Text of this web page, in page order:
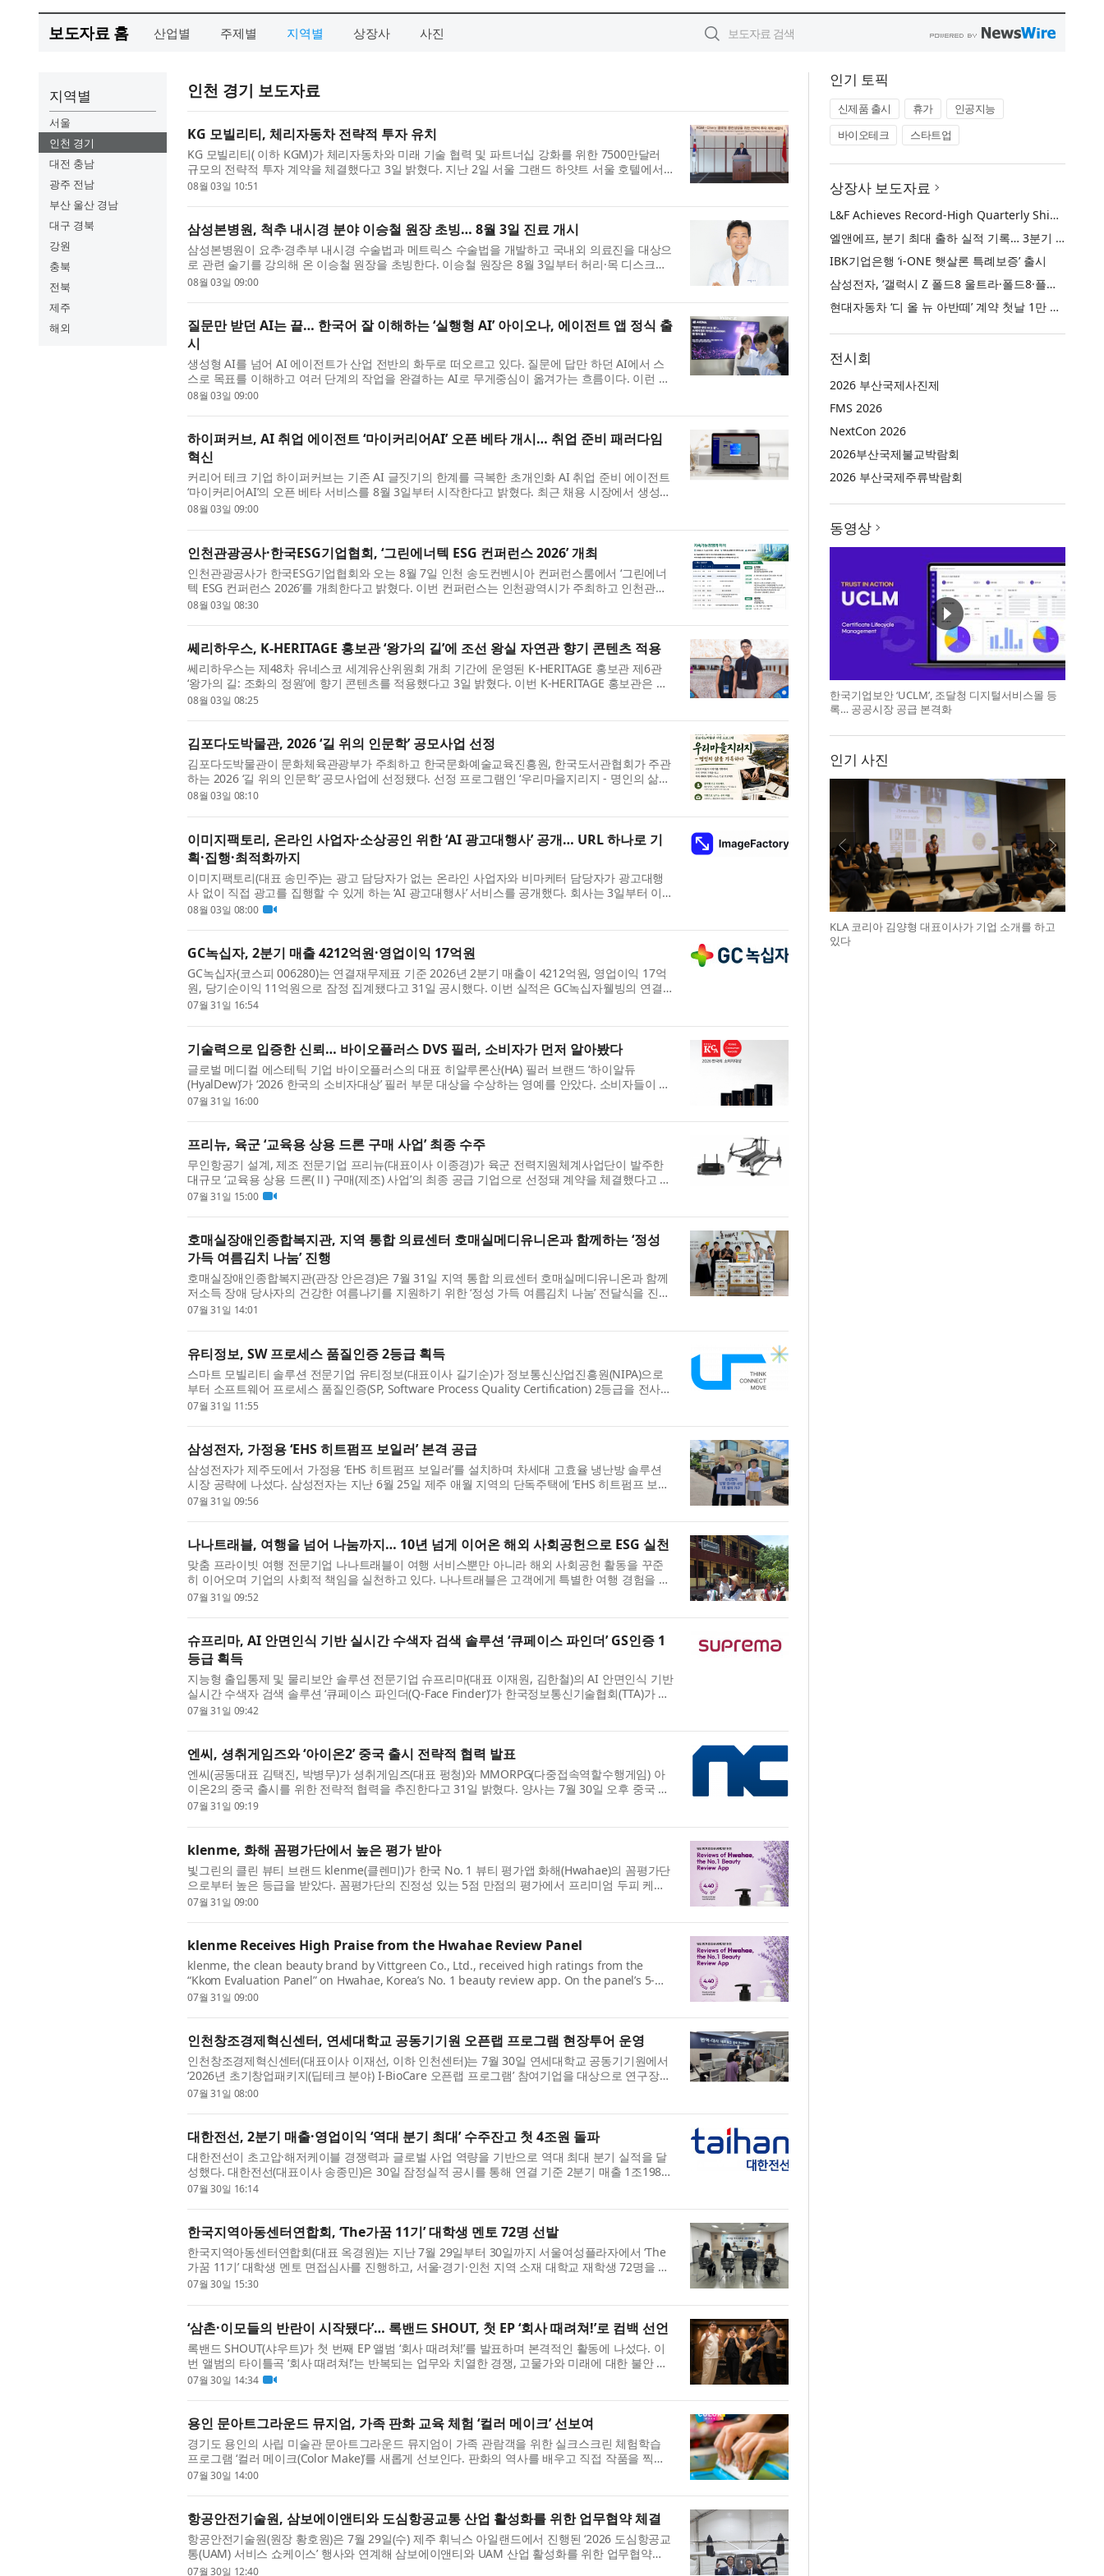
보도자료 홈 산업별 주제별 지역별 상장사 사진
지역별
서울
인천 경기
대전 충남
광주 전남
부산 울산 경남
대구 경북
강원
충북
전북
제주
해외
인천 경기 보도자료
KG 모빌리티, 체리자동차 전략적 투자 유치
KG 모빌리티( 이하 KGM)가 체리자동차와 미래 기술 협력 및 파트너십 강화를 위한 7500만달러
규모의 전략적 투자 계약을 체결했다고 3일 밝혔다. 지난 2일 서울 그랜드 하얏트 서울 호텔에서
열린 ‘글로벌 동반성장을 위한 전략적 투자 계약 체결식’에는 KGM 곽재선...
08월 03일 10:51
삼성본병원, 척추 내시경 분야 이승철 원장 초빙… 8월 3일 진료 개시
삼성본병원이 요추·경추부 내시경 수술법과 메트릭스 수술법을 개발하고 국내외 의료진을 대상으
로 관련 술기를 강의해 온 이승철 원장을 초빙한다. 이승철 원장은 8월 3일부터 허리·목 디스크와
척추관협착증 등 척추 질환 진료를 시작한다. 이승철 원장은 고려대학...
08월 03일 09:00
질문만 받던 AI는 끝… 한국어 잘 이해하는 ‘실행형 AI’ 아이오나, 에이전트 앱 정식 출
시
생성형 AI를 넘어 AI 에이전트가 산업 전반의 화두로 떠오르고 있다. 질문에 답만 하던 AI에서 스
스로 목표를 이해하고 여러 단계의 작업을 완결하는 AI로 무게중심이 옮겨가는 흐름이다. 이런 흐
름 속에서 생성형 AI 전문기업 윈즈의 아이오나(AIONA)가 8월 3일 안...
08월 03일 09:00
하이퍼커브, AI 취업 에이전트 ‘마이커리어AI’ 오픈 베타 개시… 취업 준비 패러다임
혁신
커리어 테크 기업 하이퍼커브는 기존 AI 글짓기의 한계를 극복한 초개인화 AI 취업 준비 에이전트
‘마이커리어AI’의 오픈 베타 서비스를 8월 3일부터 시작한다고 밝혔다. 최근 채용 시장에서 생성형
AI를 활용한 서류 작성이 보편화되면서, 구직자들 사이에서는 ‘AI...
08월 03일 09:00
인천관광공사·한국ESG기업협회, ‘그린에너텍 ESG 컨퍼런스 2026’ 개최
인천관광공사가 한국ESG기업협회와 오는 8월 7일 인천 송도컨벤시아 컨퍼런스룸에서 ‘그린에너
텍 ESG 컨퍼런스 2026’를 개최한다고 밝혔다. 이번 컨퍼런스는 인천광역시가 주최하고 인천관광
공사와 한국ESG기업협회가 공동 주관하는 국내 대표 탄소중립·신재생에너지...
08월 03일 08:30
쎄리하우스, K-HERITAGE 홍보관 ‘왕가의 길’에 조선 왕실 자연관 향기 콘텐츠 적용
쎄리하우스는 제48차 유네스코 세계유산위원회 개최 기간에 운영된 K-HERITAGE 홍보관 제6관
‘왕가의 길: 조화의 정원’에 향기 콘텐츠를 적용했다고 3일 밝혔다. 이번 K-HERITAGE 홍보관은 제
48차 유네스코 세계유산위원회 개최 기간에 맞춰 ‘전 국토가 이야기책이다...
08월 03일 08:25
김포다도박물관, 2026 ‘길 위의 인문학’ 공모사업 선정
김포다도박물관이 문화체육관광부가 주최하고 한국문화예술교육진흥원, 한국도서관협회가 주관
하는 2026 ‘길 위의 인문학’ 공모사업에 선정됐다. 선정 프로그램인 ‘우리마을지리지 - 명인의 삶을
기록하다’는 지역 명인의 삶과 철학, 오랜 세월 이어온 기술을 시민의...
08월 03일 08:10
이미지팩토리, 온라인 사업자·소상공인 위한 ‘AI 광고대행사’ 공개… URL 하나로 기
획·집행·최적화까지
이미지팩토리(대표 송민주)는 광고 담당자가 없는 온라인 사업자와 비마케터 담당자가 광고대행
사 없이 직접 광고를 집행할 수 있게 하는 ‘AI 광고대행사’ 서비스를 공개했다. 회사는 3일부터 이
틀간 서울 코엑스에서 열리는 마케팅 컨퍼런스 ‘맥스서밋 2026(MAX SUM...
08월 03일 08:00
GC녹십자, 2분기 매출 4212억원·영업이익 17억원
GC녹십자(코스피 006280)는 연결재무제표 기준 2026년 2분기 매출이 4212억원, 영업이익 17억
원, 당기순이익 11억원으로 잠정 집계됐다고 31일 공시했다. 이번 실적은 GC녹십자웰빙의 연결
자회사 제외 효과와 함께 계절성 고마진 품목의 매출 인식이 하반기로 이연...
07월 31일 16:54
기술력으로 입증한 신뢰… 바이오플러스 DVS 필러, 소비자가 먼저 알아봤다
글로벌 메디컬 에스테틱 기업 바이오플러스의 대표 히알루론산(HA) 필러 브랜드 ‘하이알듀
(HyalDew)’가 ‘2026 한국의 소비자대상’ 필러 부문 대상을 수상하는 영예를 안았다. 소비자들이 직
접 선택한 이번 수상은 단순한 브랜드 인지도를 넘어 독보적인 기술력이 가...
07월 31일 16:00
프리뉴, 육군 ‘교육용 상용 드론 구매 사업’ 최종 수주
무인항공기 설계, 제조 전문기업 프리뉴(대표이사 이종경)가 육군 전력지원체계사업단이 발주한
대규모 ‘교육용 상용 드론(Ⅱ) 구매(제조) 사업’의 최종 공급 기업으로 선정돼 계약을 체결했다고 31
일 밝혔다. 이번 사업은 육군의 드론 교육·훈련 체계를 확립하고 ‘50...
07월 31일 15:00
호매실장애인종합복지관, 지역 통합 의료센터 호매실메디유니온과 함께하는 ‘정성
가득 여름김치 나눔’ 진행
호매실장애인종합복지관(관장 안은경)은 7월 31일 지역 통합 의료센터 호매실메디유니온과 함께
저소득 장애 당사자의 건강한 여름나기를 지원하기 위한 ‘정성 가득 여름김치 나눔’ 전달식을 진행
했다고 밝혔다. 호매실메디유니온은 호매실동 내 의료기관이 함께하는...
07월 31일 14:01
유티정보, SW 프로세스 품질인증 2등급 획득
스마트 모빌리티 솔루션 전문기업 유티정보(대표이사 길기순)가 정보통신산업진흥원(NIPA)으로
부터 소프트웨어 프로세스 품질인증(SP, Software Process Quality Certification) 2등급을 전사
(全社) 범위로 획득했다고 31일 밝혔다. 취득일은 2026년 7월 24일이다. S...
07월 31일 11:55
삼성전자, 가정용 ‘EHS 히트펌프 보일러’ 본격 공급
삼성전자가 제주도에서 가정용 ‘EHS 히트펌프 보일러’를 설치하며 차세대 고효율 냉난방 솔루션
시장 공략에 나섰다. 삼성전자는 지난 6월 25일 제주 애월 지역의 단독주택에 ‘EHS 히트펌프 보일
러’를 설치하고, 30일 해당 설치 가구에서 고효율 난방 솔루션의 본격...
07월 31일 09:56
나나트래블, 여행을 넘어 나눔까지… 10년 넘게 이어온 해외 사회공헌으로 ESG 실천
맞춤 프라이빗 여행 전문기업 나나트래블이 여행 서비스뿐만 아니라 해외 사회공헌 활동을 꾸준
히 이어오며 기업의 사회적 책임을 실천하고 있다. 나나트래블은 고객에게 특별한 여행 경험을 제
공하는 것을 넘어 도움이 필요한 지역사회와 함께 성장하는 기업을 목표...
07월 31일 09:52
슈프리마, AI 안면인식 기반 실시간 수색자 검색 솔루션 ‘큐페이스 파인더’ GS인증 1
등급 획득
지능형 출입통제 및 물리보안 솔루션 전문기업 슈프리마(대표 이재원, 김한철)의 AI 안면인식 기반
실시간 수색자 검색 솔루션 ‘큐페이스 파인더(Q-Face Finder)’가 한국정보통신기술협회(TTA)가 주
관하는 소프트웨어 품질인증 제도에서 최고 등급인 ‘GS(Good Softwa...
07월 31일 09:42
엔씨, 셩취게임즈와 ‘아이온2’ 중국 출시 전략적 협력 발표
엔씨(공동대표 김택진, 박병무)가 셩취게임즈(대표 펑청)와 MMORPG(다중접속역할수행게임) 아
이온2의 중국 출시를 위한 전략적 협력을 추진한다고 31일 밝혔다. 양사는 7월 30일 오후 중국 상
하이에서 아이온2의 중국 진출 전략적 협력 체결식을 개최했다. 행사에는 ...
07월 31일 09:19
klenme, 화해 꼼평가단에서 높은 평가 받아
빛그린의 클린 뷰티 브랜드 klenme(클렌미)가 한국 No. 1 뷰티 평가앱 화해(Hwahae)의 꼼평가단
으로부터 높은 등급을 받았다. 꼼평가단의 진정성 있는 5점 만점의 평가에서 프리미엄 두피 케어
샴푸가 4.40점, 프리미엄 헤어 케어 트리트먼트가 4.20점을 기록했다. ...
07월 31일 09:00
klenme Receives High Praise from the Hwahae Review Panel
klenme, the clean beauty brand by Vittgreen Co., Ltd., received high ratings from the
“Kkom Evaluation Panel” on Hwahae, Korea’s No. 1 beauty review app. On the panel’s 5-
point scale for authentic reviews, the Premium Scalp Care Shampoo scored 4.4...
07월 31일 09:00
인천창조경제혁신센터, 연세대학교 공동기기원 오픈랩 프로그램 현장투어 운영
인천창조경제혁신센터(대표이사 이재선, 이하 인천센터)는 7월 30일 연세대학교 공동기기원에서
‘2026년 초기창업패키지(딥테크 분야) I-BioCare 오픈랩 프로그램’ 참여기업을 대상으로 연구장비
현장투어를 운영했다고 밝혔다. 이번 현장투어는 바이오·헬스케어 분...
07월 31일 08:00
대한전선, 2분기 매출·영업이익 ‘역대 분기 최대’ 수주잔고 첫 4조원 돌파
대한전선이 초고압·해저케이블 경쟁력과 글로벌 사업 역량을 기반으로 역대 최대 분기 실적을 달
성했다. 대한전선(대표이사 송종민)은 30일 잠정실적 공시를 통해 연결 기준 2분기 매출 1조1987
억원, 영업이익 608억원을 기록했다고 밝혔다. 전년 동기 매출 9164억원...
07월 30일 16:14
한국지역아동센터연합회, ‘The가꿈 11기’ 대학생 멘토 72명 선발
한국지역아동센터연합회(대표 옥경원)는 지난 7월 29일부터 30일까지 서울여성플라자에서 ‘The
가꿈 11기’ 대학생 멘토 면접심사를 진행하고, ​서울·경기·인천 지역 소재 대학교 재학생 72명을 최
종 선발했다. ‘The가꿈’은 현대백화점그룹의 후원과 서울사회복지공동...
07월 30일 15:30
‘삼촌·이모들의 반란이 시작됐다’… 록밴드 SHOUT, 첫 EP ‘회사 때려쳐!’로 컴백 선언
록밴드 SHOUT(샤우트)가 첫 번째 EP 앨범 ‘회사 때려쳐!’를 발표하며 본격적인 활동에 나섰다. 이
번 앨범의 타이틀곡 ‘회사 때려쳐!’​는 반복되는 업무와 치열한 경쟁, 고물가와 미래에 대한 불안 속
에서 살아가는 직장인들의 현실과 속마음을 솔직하게 담아낸 대중 ...
07월 30일 14:34
용인 문아트그라운드 뮤지엄, 가족 판화 교육 체험 ‘컬러 메이크’ 선보여
경기도 용인의 사립 미술관 문아트그라운드 뮤지엄이 가족 관람객을 위한 실크스크린 체험학습
프로그램 ‘컬러 메이크(Color Make)’를 새롭게 선보인다. 판화의 역사를 배우고 직접 작품을 찍어
완성하는 상시 프로그램이다. 컬러 메이크는 실크스크린 판화의 원리를...
07월 30일 14:00
항공안전기술원, 삼보에이앤티와 도심항공교통 산업 활성화를 위한 업무협약 체결
항공안전기술원(원장 황호원)은 7월 29일(수) 제주 휘닉스 아일랜드에서 진행된 ‘2026 도심항공교
통(UAM) 서비스 쇼케이스’ 행사와 연계해 삼보에이앤티와 UAM 산업 활성화를 위한 업무협약
(MOU)을 체결했다. 이날 협약식에는 항공안전기술원 항공인증본부와 삼보에...
07월 30일 12:40
인기 토픽
신제품 출시 휴가
인공지능
바이오테크
스타트업
상장사 보도자료
L&F Achieves Record-High Quarterly Shipments, Begins LFP Supply for North American ESS in Q3 Advancing its Two-Track NCM and LFP Growth Strategy
엘앤에프, 분기 최대 출하 실적 기록… 3분기 북미 ESS향 LFP 공급 착수 NCM+LFP ‘2-Track’ 성장 전략 실현
IBK기업은행 ‘i-ONE 햇살론 특례보증’ 출시
삼성전자, ‘갤럭시 Z 폴드8 울트라·폴드8·플립8’과 ‘갤럭시 워치 울트라2·워치9’ 국내 공식 출시
현대자동차 ‘디 올 뉴 아반떼’ 계약 첫날 1만 대 돌파
전시회
2026 부산국제사진제
FMS 2026
NextCon 2026
2026부산국제불교박람회
2026 부산국제주류박람회
동영상
한국기업보안 ‘UCLM’, 조달청 디지털서비스몰 등
록… 공공시장 공급 본격화
인기 사진
KLA 코리아 김양형 대표이사가 기업 소개를 하고
있다